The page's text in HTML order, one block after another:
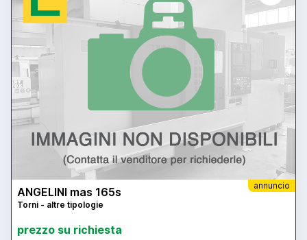
annuncio
ANGELINI mas 165s
Torni - altre tipologie
prezzo su richiesta